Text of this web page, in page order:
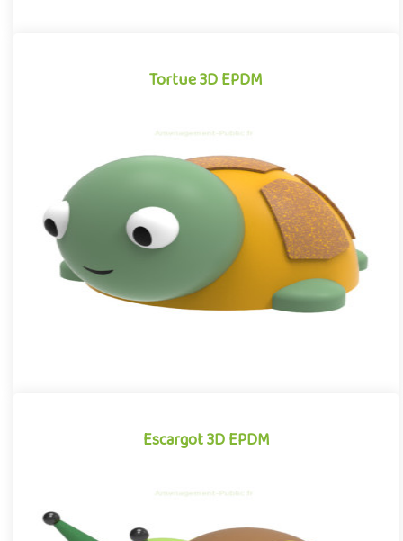
Tortue 3D EPDM
Tortue 3D EPDM
Module 3D pour aires de jeux extérieurs inspiré des univers des
dessins animés et des bandes dessinées, la Tortue EPDM se dis..
Offre partenaire
Escargot 3D EPDM
Escargot 3D EPDM